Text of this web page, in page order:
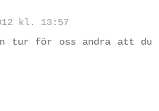
kl. 13:57
tur för oss andra att du